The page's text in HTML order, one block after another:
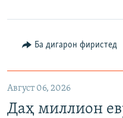
Ба дигарон фиристед
Август 06, 2026
Даҳ миллион